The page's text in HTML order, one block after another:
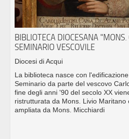
BIBLIOTECA DIOCESANA "MONS.
SEMINARIO VESCOVILE
Diocesi di Acqui
La biblioteca nasce con
Seminario da parte del vescovo
fine degli anni '90 del secolo XX
ristrutturata da Mons. Livio Maritano
ampliata da Mons. Micchiardi